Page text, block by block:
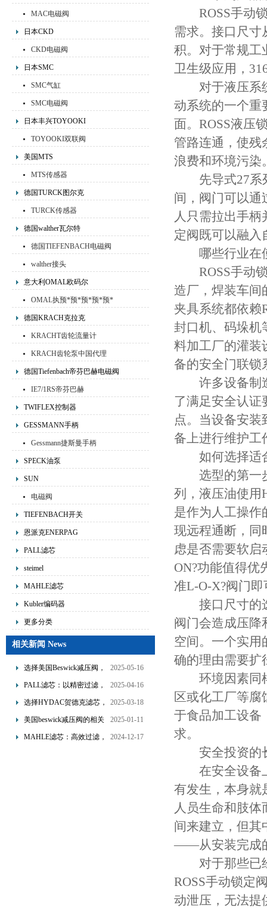
MAC电磁阀
日本CKD
CKD电磁阀
日本SMC
SMC气缸
SMC电磁阀
日本丰兴TOYOOKI
TOYOOKI双联阀
美国MTS
MTS传感器
德国TURCK图尔克
TURCK传感器
德国walther瓦尔特
德国TIEFENBACH电磁阀
walther接头
意大利OMAL欧码尔
OMAL执预*预*预*预*预*
预先进行器,OMAL阀门
德国KRACH克拉克
KRACHT齿轮流量计
KRACH齿轮泵中国代理
德国Tiefenbach帝芬巴赫电磁阀
IE7/1RS帝芬巴赫
TWIFLEX控制器
GESSMANN手柄
Gessmann捷斯曼手柄
SPECK油泵
SUN
电磁阀
TIEFENBACH开关
恩派克ENERPAG
PALL滤芯
steimel
MAHLE滤芯
Kubler编码器
更多分类
相关新闻 News
选择美国Beswick减压阀，
提升流体系统效率
2025-05-16
PALL滤芯：以精密过滤，
为工业流体筑起“隐形安全
2025-04-16
选择HYDAC贺德克滤芯，
享受精准过滤与稳定性能
2025-03-18
美国beswick减压阀的相关
知识
2025-01-11
MAHLE滤芯：高效过滤，
2024-12-17
ROSS手动锁
需求。接口尺寸
积。对于常规工
卫生级应用，
对于液压系统
动系统的一个重
面。ROSS液压
管路连通，使残
浪费和环境污染
先导式27系列
间，阀门可以通
人只需拉出手
定阀既可以融入
哪些行业在
ROSS手动锁
造厂，焊装车间
夹具系统都依赖
封口机、码垛机
料加工厂的灌装
备的安全门联锁
许多设备制造
了满足安全认证
点。当设备安
备上进行维护工
如何选择适
选型的第一步
列，液压油使用
是作为人工操作
现远程通断，同
虑是否需要软启
ON?功能值得优
准L-O-X?阀门
接口尺寸的选
阀门会造成压降
空间。一个实用
确的理由需要扩
环境因素同样
区或化工厂等
于食品加工设备
求。
安全投资的
在安全设备上
有发生，本身就
人员生命和肢
间来建立，但
——从安装完成
对于那些已经
ROSS手动锁定
动泄压，无法提